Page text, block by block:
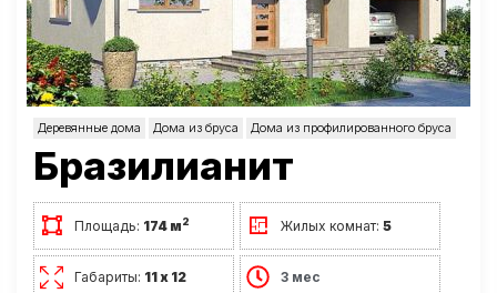
Деревянные дома Дома из бруса Дома из профилированного бруса
Бразилианит
Площадь: 174 м2 Жилых комнат:5
Габариты: 11 х 12 3 мес